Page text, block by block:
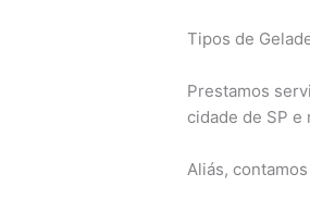
Tipos de
Prestamos
cidade de SP e
Aliás,